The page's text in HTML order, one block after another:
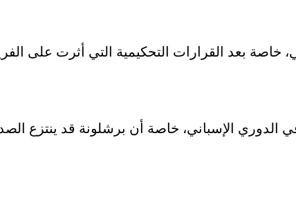
خاصة بعد القرارات التحكيمية التي أثرت على
الإسباني، خاصة أن برشلونة قد ينتزع